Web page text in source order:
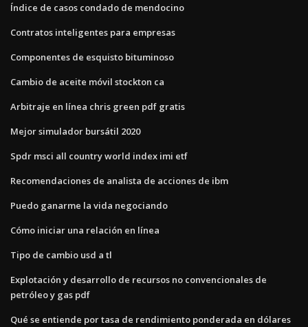
Índice de casos condado de mendocino
Contratos inteligentes para empresas
Componentes de esquisto bituminoso
Cambio de aceite móvil stockton ca
Arbitraje en línea chris green pdf gratis
Mejor simulador bursátil 2020
Spdr msci all country world index imi etf
Recomendaciones de analista de acciones de ibm
Puedo ganarme la vida negociando
Cómo iniciar una relación en línea
Tipo de cambio usd a tl
Explotación y desarrollo de recursos no convencionales de
petróleo y gas pdf
Qué se entiende por tasa de rendimiento ponderada en dólares